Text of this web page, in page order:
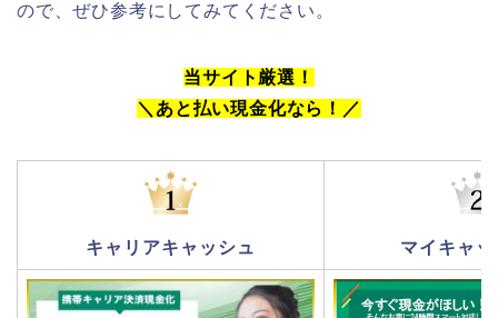
ので、ぜひ参考にしてみてください。
当サイト厳選！
＼あと払い現金化なら！ ／
キャリアキャッシュ マイキャ